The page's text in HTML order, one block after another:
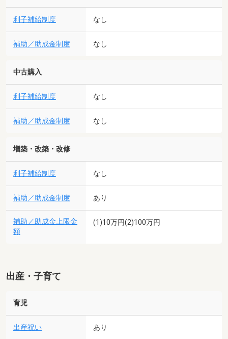
利子補給制度 なし
補助／助成金制度 なし
中古購入
利子補給制度 なし
補助／助成金制度 なし
増築・改築・改修
利子補給制度 なし
補助／助成金制度 あり
補助／助成金上限金
額
(1)10万円(2)100万円
出産・子育て
育児
出産祝い あり